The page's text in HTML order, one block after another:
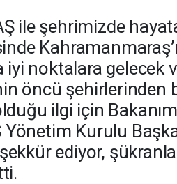
ile şehrimizde
iyi noktalara gelecek
öncü şehirlerinden
ilgi için
Kurulu
ediyor,